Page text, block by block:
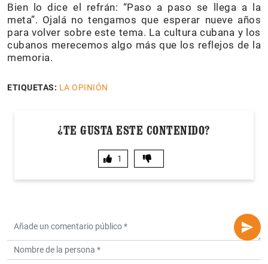
Bien lo dice el refrán: “Paso a paso se llega a la
meta”. Ojalá no tengamos que esperar nueve años
para volver sobre este tema. La cultura cubana y los
cubanos merecemos algo más que los reflejos de la
memoria.
ETIQUETAS: LA OPINIÓN
¿TE GUSTA ESTE CONTENIDO?
1